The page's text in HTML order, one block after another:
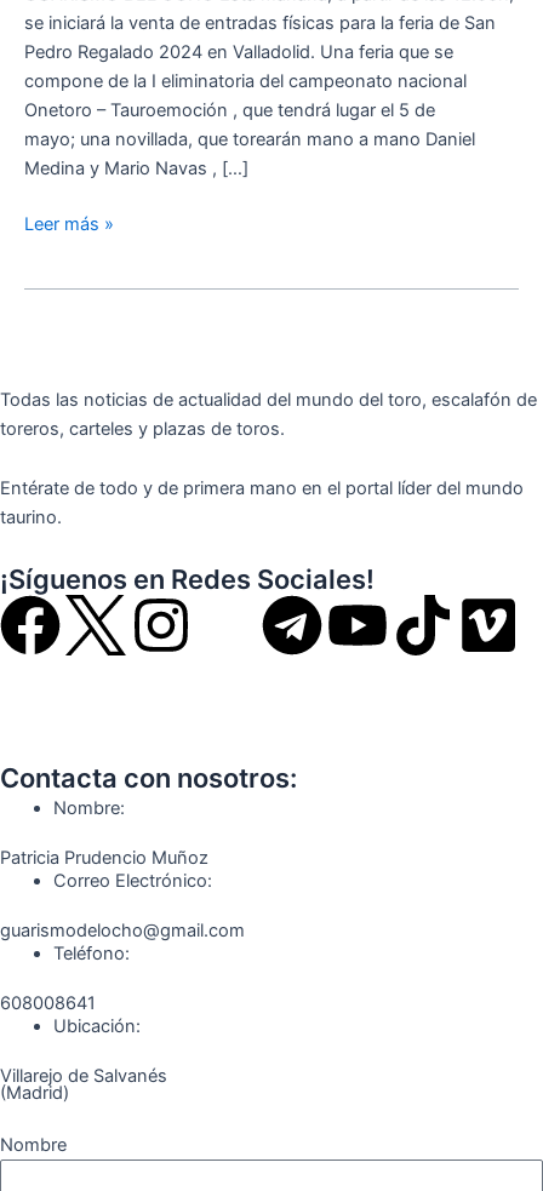
se iniciará la venta de entradas físicas para la feria de San
Pedro Regalado 2024 en Valladolid. Una feria que se
compone de la I eliminatoria del campeonato nacional
Onetoro – Tauroemoción , que tendrá lugar el 5 de
mayo; una novillada, que torearán mano a mano Daniel
Medina y Mario Navas , […]
Leer más »
Todas las noticias de actualidad del mundo del toro, escalafón de
toreros, carteles y plazas de toros.
Entérate de todo y de primera mano en el portal líder del mundo
taurino.
¡Síguenos en Redes Sociales!
F
e
b
o
o
k
I
t
a
g
T
e
Y T V
Contacta con nosotros:
Nombre:
Patricia Prudencio Muñoz
Correo Electrónico:
guarismodelocho@gmail.com
Teléfono:
608008641
Ubicación:
Villarejo de Salvanés
(Madrid)
Nombre